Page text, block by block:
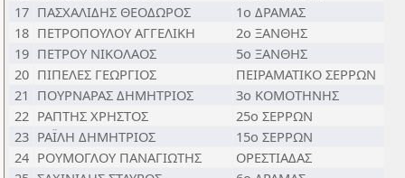
17 ΠΑΣΧΑΛΙΔΗΣ ΘΕΟΔΩΡΟΣ
1ο ΔΡΑΜΑΣ
18 ΠΕΤΡΟΠΟΥΛΟΥ ΑΓΓΕΛΙΚΗ
2ο ΞΑΝΘΗΣ
19 ΠΕΤΡΟΥ ΝΙΚΟΛΑΟΣ
5ο ΞΑΝΘΗΣ
20 ΠΙΠΕΛΕΣ ΓΕΩΡΓΙΟΣ
ΠΕΙΡΑΜΑΤΙΚΟ ΣΕΡΡΩΝ
21 ΠΟΥΡΝΑΡΑΣ ΔΗΜΗΤΡΙΟΣ
3ο ΚΟΜΟΤΗΝΗΣ
22 ΡΑΠΤΗΣ ΧΡΗΣΤΟΣ
25ο ΣΕΡΡΩΝ
23 ΡΑΪΛΗ ΔΗΜΗΤΡΙΟΣ
15ο ΣΕΡΡΩΝ
24 ΡΟΥΜΟΓΛΟΥ ΠΑΝΑΓΙΩΤΗΣ
ΟΡΕΣΤΙΑΔΑΣ